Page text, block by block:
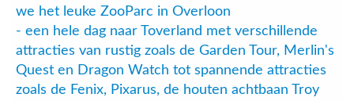
we het leuke ZooParc in Overloon
- een hele dag naar Toverland met verschillende
attracties van rustig zoals de Garden Tour, Merlin's
Quest en Dragon Watch tot spannende attracties
zoals de Fenix, Pixarus, de houten achtbaan Troy